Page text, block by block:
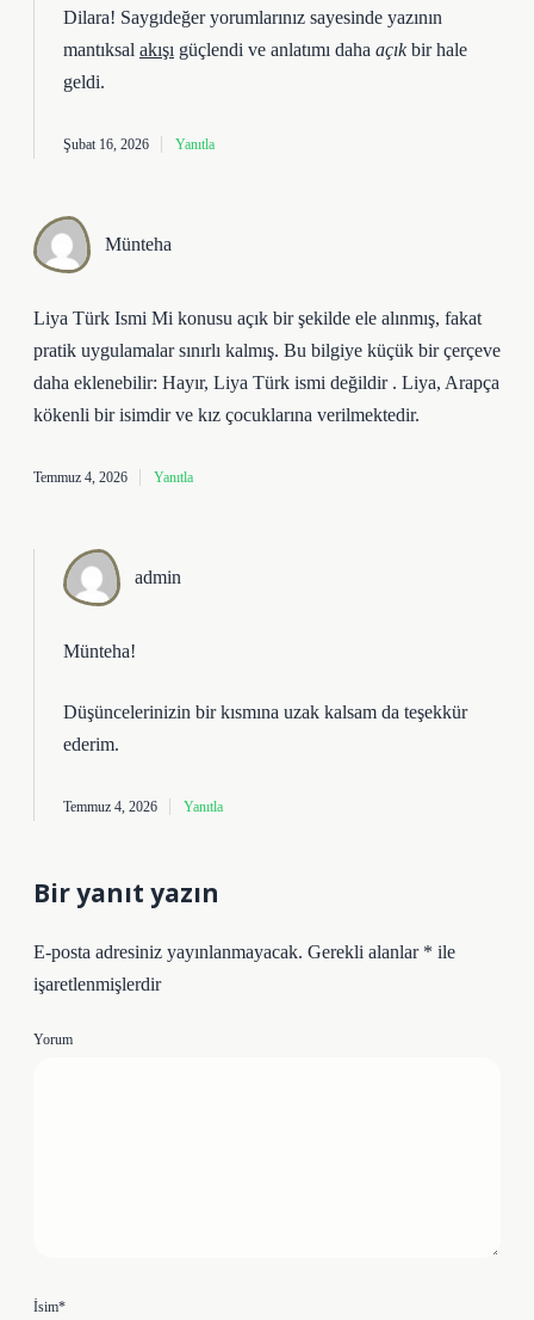
Dilara! Saygıdeğer yorumlarınız sayesinde yazının
mantıksal akışı güçlendi ve anlatımı daha açıkbir hale
geldi.
Şubat 16, 2026 Yanıtla
Münteha
Liya Türk Ismi Mi konusu açık bir şekilde ele alınmış, fakat
pratik uygulamalar sınırlı kalmış. Bu bilgiye küçük bir çerçeve
daha eklenebilir: Hayır, Liya Türk ismi değildir . Liya, Arapça
kökenli bir isimdir ve kız çocuklarına verilmektedir.
Temmuz 4, 2026 Yanıtla
admin
Münteha!
Düşüncelerinizin bir kısmına uzak kalsam da teşekkür
ederim.
Temmuz 4, 2026 Yanıtla
Bir yanıt yazın
E-posta adresiniz yayınlanmayacak. Gerekli alanlar * ile
işaretlenmişlerdir
Yorum
İsim*